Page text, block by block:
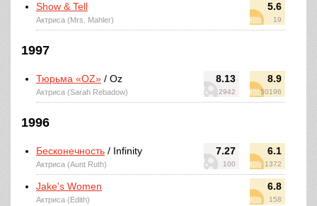
5.6
19
Show & Tell
Актриса (Mrs. Mahler)
1997
8.13
2942
8.9
50196
Тюрьма «ОZ» / Oz
Актриса (Sarah Rebadow)
1996
7.27
100
6.1
1372
Бесконечность / Infinity
Актриса (Aunt Ruth)
6.8
158
Jake's Women
Актриса (Edith)